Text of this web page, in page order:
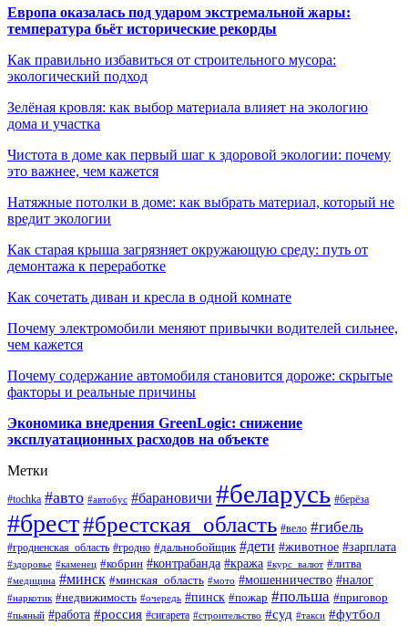
Европа оказалась под ударом экстремальной жары:
температура бьёт исторические рекорды
Как правильно избавиться от строительного мусора:
экологический подход
Зелёная кровля: как выбор материала влияет на экологию
дома и участка
Чистота в доме как первый шаг к здоровой экологии: почему
это важнее, чем кажется
Натяжные потолки в доме: как выбрать материал, который не
вредит экологии
Как старая крыша загрязняет окружающую среду: путь от
демонтажа к переработке
Как сочетать диван и кресла в одной комнате
Почему электромобили меняют привычки водителей сильнее,
чем кажется
Почему содержание автомобиля становится дороже: скрытые
факторы и реальные причины
Экономика внедрения GreenLogic: снижение
эксплуатационных расходов на объекте
Метки
#tochka #авто #автобус #барановичи #беларусь #берёза
#брест#брестская_область #вело #гибель
#гродненская_область #гродно #дальнобойщик #дети #животное #зарплата
#здоровье #каменец #кобрин #контрабанда #кража #курс_валют #литва
#медицина #минск #минская_область #мото #мошенничество #налог
#наркотик #недвижимость #очередь #пинск #пожар #польша #приговор
#пьяный #работа #россия #сигарета #строительство #суд #такси #футбол